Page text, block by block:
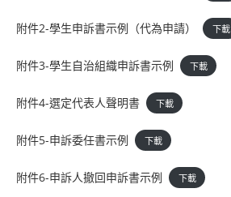
附件2-學生申訴書示例（代為申請） 下載
附件3-學生自治組織申訴書示例 下載
附件4-選定代表人聲明書 下載
附件5-申訴委任書示例 下載
附件6-申訴人撤回申訴書示例 下載